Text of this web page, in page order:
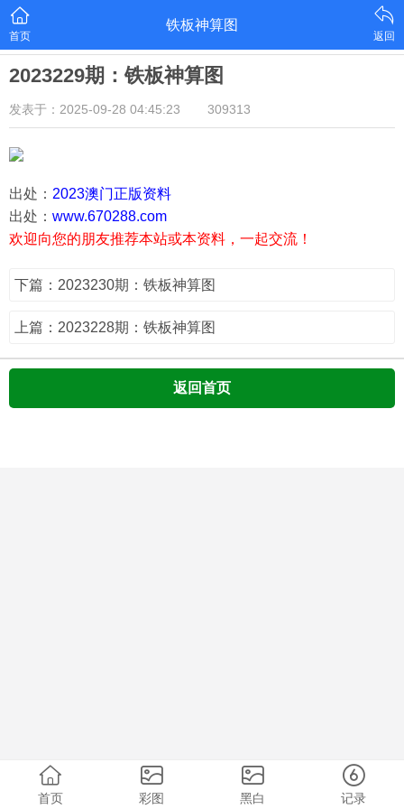
首页
铁板神算图
返回
2023229期：铁板神算图
发表于：2025-09-28 04:45:23 309313
出处： 2023澳门正版资料
出处： www.670288.com
欢迎向您的朋友推荐本站或本资料，一起交流！
下篇：2023230期：铁板神算图
上篇：2023228期：铁板神算图
返回首页
首页 彩图 黑白 记录